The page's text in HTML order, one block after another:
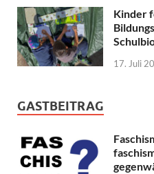
Kinder
17. Juli
GASTBEITRAG